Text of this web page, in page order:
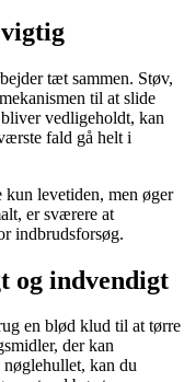
tæt sammen. Støv,
til at slide
vedligeholdt, kan
fald gå helt i
levetiden, men øger
er sværere at
indbrudsforsøg.
og indvendigt
en blød klud til at tørre
der kan
kan du